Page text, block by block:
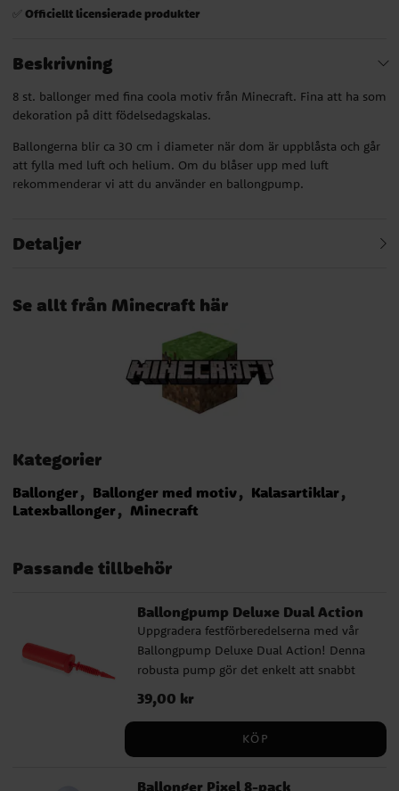
✅ Officiellt licensierade produkter
Beskrivning
8 st. ballonger med fina coola motiv från Minecraft. Fina att ha som
dekoration på ditt födelsedagskalas.
Ballongerna blir ca 30 cm i diameter när dom är uppblåsta och går
att fylla med luft och helium. Om du blåser upp med luft
rekommenderar vi att du använder en ballongpump.
Detaljer
Se allt från Minecraft här
Kategorier
Ballonger Ballonger med motiv
Kalasartiklar
Latexballonger
Minecraft
Passande tillbehör
Ballongpump Deluxe Dual Action
Uppgradera festförberedelserna med vår
Ballongpump Deluxe Dual Action! Denna
robusta pump gör det enkelt att snabbt
blåsa upp många ballonger och den
kommer i olika färger som säljs
osorterade. Oavsett om det är barnkalas,
babyshower eller andra speciella tillfällen,
Pris:39,00 kr
39,00 kr
KÖP
Ballonger Pixel 8-pack